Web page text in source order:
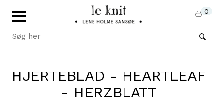
0
HJERTEBLAD - HEARTLEAF
- HERZBLATT